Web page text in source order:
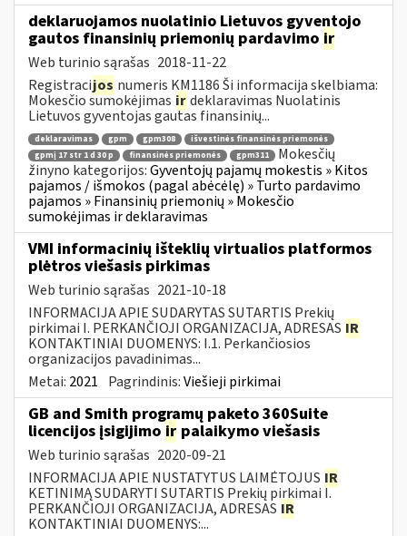
deklaruojamos nuolatinio Lietuvos gyventojo
gautos finansinių priemonių pardavimo ir
Web turinio sąrašas 2018-11-22
Registracijos numeris KM1186 Ši informacija skelbiama:
Mokesčio sumokėjimas irdeklaravimas Nuolatinis
Lietuvos gyventojas gautas finansinių...
deklaravimas gpm gpm308
išvestinės finansinės priemonės
gpmį 17 str 1 d 30 p
finansinės priemonės gpm311
Mokesčių
žinyno kategorijos:Gyventojų pajamų mokestis » Kitos
pajamos / išmokos (pagal abėcėlę) » Turto pardavimo
pajamos » Finansinių priemonių » Mokesčio
sumokėjimas ir deklaravimas
VMI informacinių išteklių virtualios platformos
plėtros viešasis pirkimas
Web turinio sąrašas 2021-10-18
INFORMACIJA APIE SUDARYTAS SUTARTIS Prekių
pirkimai I. PERKANČIOJI ORGANIZACIJA, ADRESAS IR
KONTAKTINIAI DUOMENYS: I.1. Perkančiosios
organizacijos pavadinimas...
Metai: 2021 Pagrindinis:Viešieji pirkimai
GB and Smith programų paketo 360Suite
licencijos įsigijimo ir palaikymo viešasis
Web turinio sąrašas 2020-09-21
INFORMACIJA APIE NUSTATYTUS LAIMĖTOJUS IR
KETINIMĄ SUDARYTI SUTARTIS Prekių pirkimai I.
PERKANČIOJI ORGANIZACIJA, ADRESAS IR
KONTAKTINIAI DUOMENYS:...